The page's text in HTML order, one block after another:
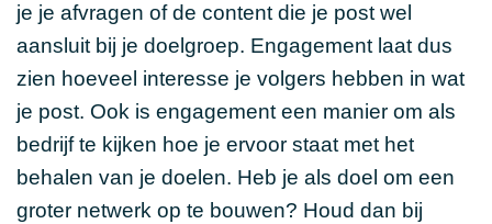
je je afvragen of de content die je post wel
aansluit bij je doelgroep. Engagement laat dus
zien hoeveel interesse je volgers hebben in wat
je post. Ook is engagement een manier om als
bedrijf te kijken hoe je ervoor staat met het
behalen van je doelen. Heb je als doel om een
groter netwerk op te bouwen? Houd dan bij